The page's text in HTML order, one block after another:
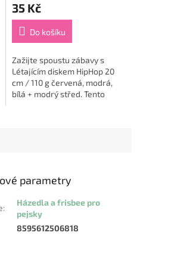
produktu
je
z
hvězdiček.
35 Kč
Do košíku
Zažijte spoustu zábavy s
Létajícím diskem HipHop 20
cm / 110 g červená, modrá,
bílá + modrý střed. Tento
parametry
:
Házedla a frisbee pro
pejsky
8595612506818